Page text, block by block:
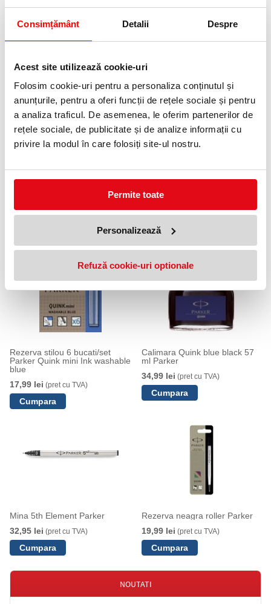
Consimțământ Detalii Despre
Acest site utilizează cookie-uri
Folosim cookie-uri pentru a personaliza conținutul și
anunțurile, pentru a oferi funcții de rețele sociale și pentru
a analiza traficul. De asemenea, le oferim partenerilor de
rețele sociale, de publicitate și de analize informații cu
privire la modul în care folosiți site-ul nostru.
Permite toate
Personalizează
Refuză cookie-uri optionale
Albastru - Mediu Parker
Permanent Cartus Quink
19,99 lei
Mina pix F albastru Jumbo
Rezerva stilou 6 bucati/set
Rezerva stilou 6 bucati/set
Parker Quink mini Ink washable
blue
17,99 lei (pret cu TVA)
Calimara Quink blue black 57
ml Parker
34,99 lei (pret cu TVA)
Mina 5th Element Parker
32,95 lei (pret cu TVA)
Rezerva neagra roller Parker
19,99 lei (pret cu TVA)
NOUTATI